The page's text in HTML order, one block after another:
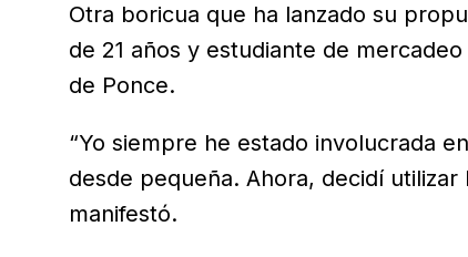
Otra boricua que ha lanzado su
de 21 años y estudiante de
de Ponce.
“Yo siempre he estado involucrada
desde pequeña. Ahora, decidí
manifestó.